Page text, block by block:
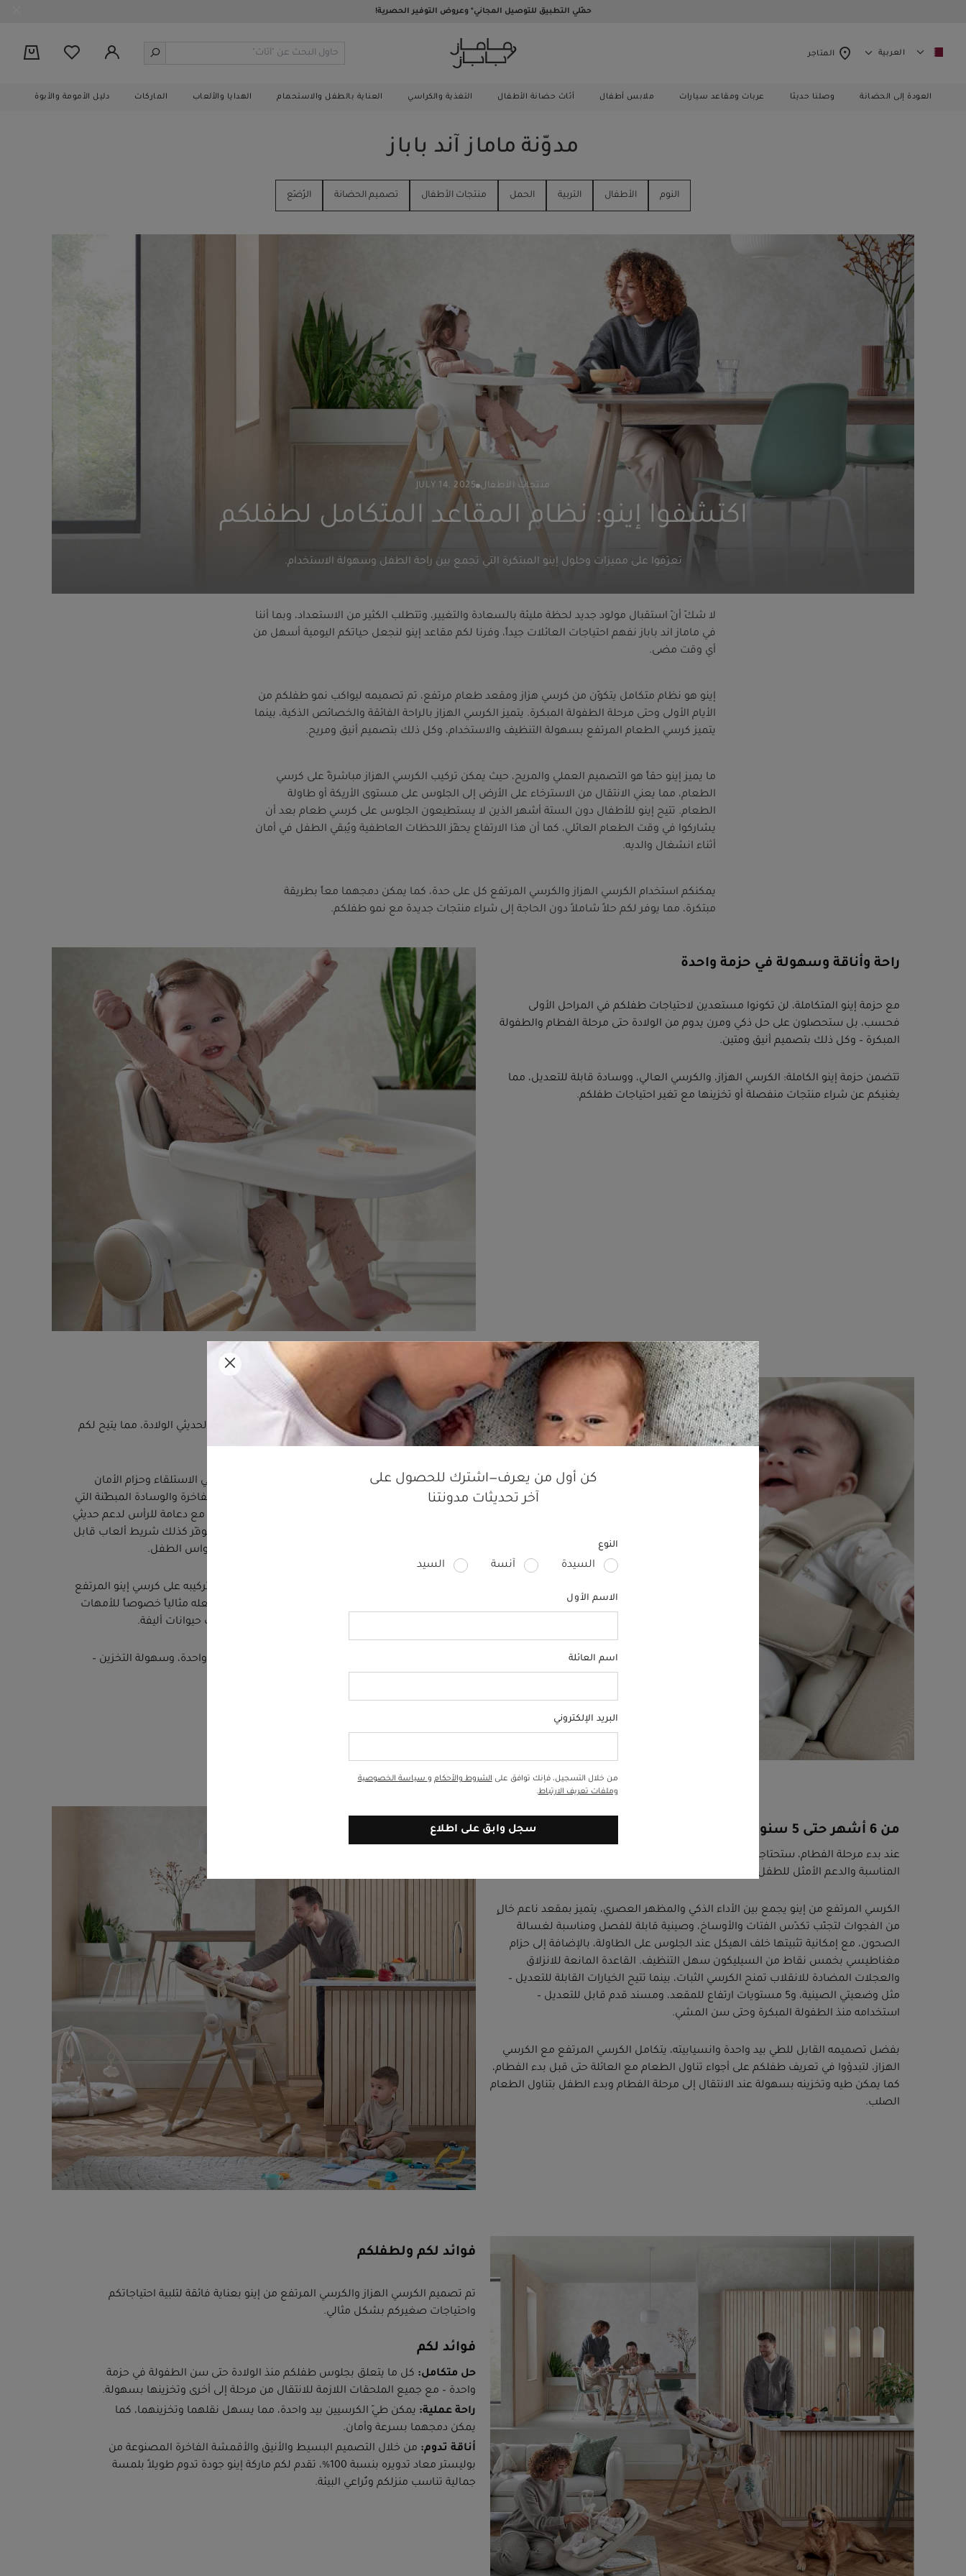
حمّلي التطبيق للتوصيل المجاني* وعروض التوفير الحصرية!
العربية المتاجر
العودة إلى الحضانة وصلنا حديثا عربات ومقاعد سيارات ملابس أطفال أثاث حضانة الأطفال التغذية والكراسي العناية بالطفل والاستحمام الهدايا والألعاب الماركات دليل الأمومة والأبوة
مدوّنة ماماز آند باباز
النوم الأطفال التربية الحمل منتجات الأطفال تصميم الحضانة الرُضّع
منتجات الأطفال JULY 14, 2025
اكتشفوا إينو: نظام المقاعد المتكامل لطفلكم
تعرّفوا على مميزات وحلول إينو المبتكرة التي تجمع بين راحة الطفل وسهولة الاستخدام.
لا شكّ أنّ استقبال مولود جديد لحظة مليئة بالسعادة والتغيير، وتتطلب الكثير من الاستعداد، وبما أننا
في ماماز اند باباز نفهم احتياجات العائلات جيداً، وفرنا لكم مقاعد إينو لنجعل حياتكم اليومية أسهل من
أي وقت مضى.
إينو هو نظام متكامل يتكوّن من كرسي هزاز ومقعد طعام مرتفع، تم تصميمه ليواكب نمو طفلكم من
الأيام الأولى وحتى مرحلة الطفولة المبكرة. يتميز الكرسي الهزاز بالراحة الفائقة والخصائص الذكية، بينما
يتميز كرسي الطعام المرتفع بسهولة التنظيف والاستخدام، وكل ذلك بتصميم أنيق ومريح.
ما يميز إينو حقاً هو التصميم العملي والمريح، حيث يمكن تركيب الكرسي الهزاز مباشرةً على كرسي
الطعام، مما يعني الانتقال من الاسترخاء على الأرض إلى الجلوس على مستوى الأريكة أو طاولة
الطعام. تتيح إينو للأطفال دون الستة أشهر الذين لا يستطيعون الجلوس على كرسي طعام بعد أن
يشاركوا في وقت الطعام العائلي، كما أن هذا الارتفاع يحفّز اللحظات العاطفية ويُبقي الطفل في أمان
أثناء انشغال والديه.
يمكنكم استخدام الكرسي الهزاز والكرسي المرتفع كل على حدة، كما يمكن دمجهما معاً بطريقة
مبتكرة، مما يوفر لكم حلاً شاملاً دون الحاجة إلى شراء منتجات جديدة مع نمو طفلكم.
راحة وأناقة وسهولة في حزمة واحدة
مع حزمة إينو المتكاملة، لن تكونوا مستعدين لاحتياجات طفلكم في المراحل الأولى
فحسب، بل ستحصلون على حل ذكي ومرن يدوم من الولادة حتى مرحلة الفطام والطفولة
المبكرة – وكل ذلك بتصميم أنيق ومتين.
تتضمن حزمة إينو الكاملة: الكرسي الهزاز، والكرسي العالي، ووسادة قابلة للتعديل، مما
يغنيكم عن شراء منتجات منفصلة أو تخزينها مع تغير احتياجات طفلكم.
من الولادة حتى عمر 6 أشهر
في الأشهر الأولى، يُوفر الكرسي الهزاز مساحة آمنة ومريحة لحديثي الولادة، مما يتيح لكم
إنجاز المهام اليومية دون عناء.
يعد الكرسي الهزاز من إينو الأفضل في فئته، بفضل وضعيتي الاستلقاء وحزام الأمان
المصمَّم بشكل آمن ومريح تماماً، بالإضافة إلى الأقمشة الفاخرة والوسادة المبطّنة التي
تضمن المزيد من الراحة. يشمل الكرسي الهزاز أيضاً وسادة مع دعامة للرأس لدعم حديثي
الولادة، ويمكن إزالتها لاحقاً عندما يكبر الطفل. وللتسلية، يتوفّر كذلك شريط ألعاب قابل
للتعديل، يتيح تعليق ألعاب (تباعاً بشكل منفصل) لتنمية حواس الطفل.
يمكن استخدام الكرسي على الأرض للاسترخاء أو اللعب، أو تركيبه على كرسي إينو المرتفع
ليصبح في مستوى أعلى يتيح له التفاعل مع العائلة، مما يجعله مثالياً خصوصاً للأمهات
بعد الولادة القيصرية، ويُبعد الطفل عن الأرض إذا كان هناك حيوانات أليفة.
ويُضاف إلى ذلك تصميمه العصري البسيط، وآلية الطي بيد واحدة، وسهولة التخزين –
من 6 أشهر حتى 5 سنوات
عند بدء مرحلة الفطام، ستحتاجون إلى كرسي طعام مرتفع بتصميم ذكي يوفّر الراحة
المناسبة والدعم الأمثل للطفل أثناء تناول الطعام.
الكرسي المرتفع من إينو يجمع بين الأداء الذكي والمظهر العصري، يتميز بمقعد ناعم خالٍ
من الفجوات لتجنّب تكدّس الفتات والأوساخ، وصينية قابلة للفصل ومناسبة لغسالة
الصحون، مع إمكانية تثبيتها خلف الهيكل عند الجلوس على الطاولة، بالإضافة إلى حزام
مغناطيسي بخمس نقاط من السيليكون سهل التنظيف. القاعدة المانعة للانزلاق
والعجلات المضادة للانقلاب تمنح الكرسي الثبات، بينما تتيح الخيارات القابلة للتعديل –
مثل وضعيتي الصينية، و5 مستويات ارتفاع للمقعد، ومسند قدم قابل للتعديل –
استخدامه منذ الطفولة المبكرة وحتى سن المشي.
بفضل تصميمه القابل للطي بيد واحدة وانسيابيته، يتكامل الكرسي المرتفع مع الكرسي
الهزاز، لتبدؤوا في تعريف طفلكم على أجواء تناول الطعام مع العائلة حتى قبل بدء الفطام،
كما يمكن طيه وتخزينه بسهولة عند الانتقال إلى مرحلة الفطام وبدء الطفل بتناول الطعام
الصلب.
فوائد لكم ولطفلكم
تم تصميم الكرسي الهزاز والكرسي المرتفع من إينو بعناية فائقة لتلبية احتياجاتكم
واحتياجات صغيركم بشكل مثالي.
فوائد لكم
حل متكامل: كل ما يتعلق بجلوس طفلكم منذ الولادة حتى سن الطفولة في حزمة
واحدة – مع جميع الملحقات اللازمة للانتقال من مرحلة إلى أخرى وتخزينها بسهولة.
راحة عملية: يمكن طيّ الكرسيين بيد واحدة، مما يسهل نقلهما وتخزينهما، كما
يمكن دمجهما بسرعة وأمان.
أناقة تدوم: من خلال التصميم البسيط والأنيق والأقمشة الفاخرة المصنوعة من
بوليستر معاد تدويره بنسبة 100%، تقدم لكم ماركة إينو جودة تدوم طويلاً بلمسة
جمالية تناسب منزلكم وتُراعي البيئة.
كن أول من يعرف—اشترك للحصول على
آخر تحديثات مدونتنا
النوع
السيدة آنسة السيد
الاسم الأول
اسم العائلة
البريد الإلكتروني
من خلال التسجيل، فإنك توافق على الشروط والأحكام و سياسة الخصوصية
وملفات تعريف الارتباط.
سجل وابق على اطلاع